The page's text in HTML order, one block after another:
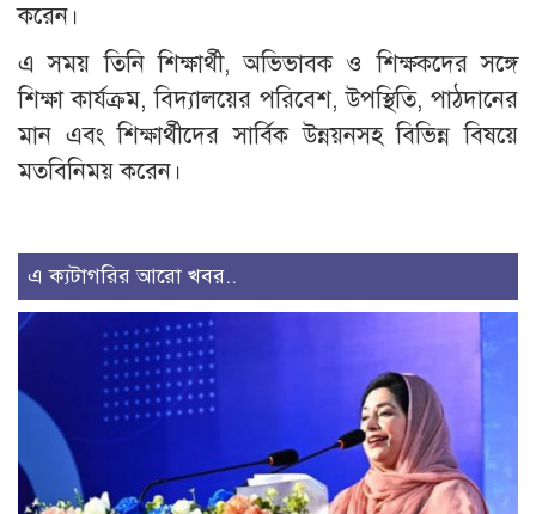
করেন।
এ সময় তিনি শিক্ষার্থী, অভিভাবক ও শিক্ষকদের সঙ্গে
শিক্ষা কার্যক্রম, বিদ্যালয়ের পরিবেশ, উপস্থিতি, পাঠদানের
মান এবং শিক্ষার্থীদের সার্বিক উন্নয়নসহ বিভিন্ন বিষয়ে
মতবিনিময় করেন।
এ ক্যটাগরির আরো খবর..